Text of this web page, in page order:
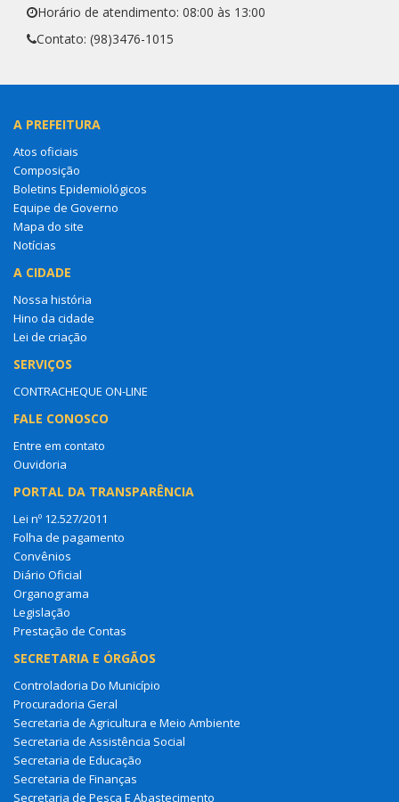
Horário de atendimento: 08:00 às 13:00
Contato: (98)3476-1015
A PREFEITURA
Atos oficiais
Composição
Boletins Epidemiológicos
Equipe de Governo
Mapa do site
Notícias
A CIDADE
Nossa história
Hino da cidade
Lei de criação
SERVIÇOS
CONTRACHEQUE ON-LINE
FALE CONOSCO
Entre em contato
Ouvidoria
PORTAL DA TRANSPARÊNCIA
Lei nº 12.527/2011
Folha de pagamento
Convênios
Diário Oficial
Organograma
Legislação
Prestação de Contas
SECRETARIA E ÓRGÃOS
Controladoria Do Município
Procuradoria Geral
Secretaria de Agricultura e Meio Ambiente
Secretaria de Assistência Social
Secretaria de Educação
Secretaria de Finanças
Secretaria de Pesca E Abastecimento